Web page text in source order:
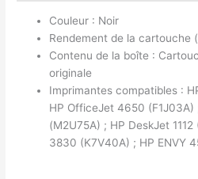
Couleur : Noir
Rendement de la cartouche
Contenu de la boîte :
originale
Imprimantes compatibles :
HP OfficeJet 4650
(M2U75A) ; HP DeskJet
3830 (K7V40A) ; HP ENVY